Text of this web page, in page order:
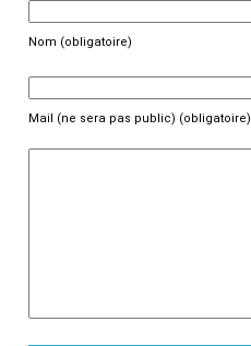
Nom (obligatoire)
Mail (ne sera pas public) (obligatoire)